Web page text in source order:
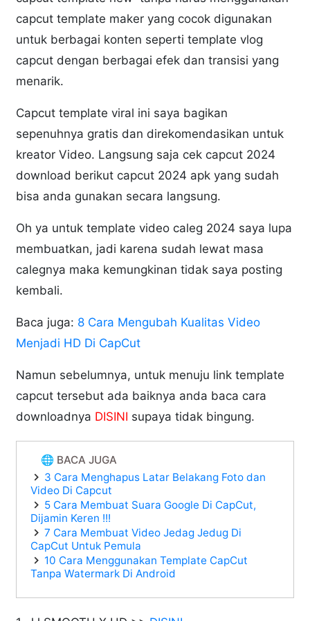
capcut template maker yang cocok digunakan
untuk berbagai konten seperti template vlog
capcut dengan berbagai efek dan transisi yang
menarik.
Capcut template viral ini saya bagikan
sepenuhnya gratis dan direkomendasikan untuk
kreator Video. Langsung saja cek capcut 2024
download berikut capcut 2024 apk yang sudah
bisa anda gunakan secara langsung.
Oh ya untuk template video caleg 2024 saya lupa
membuatkan, jadi karena sudah lewat masa
calegnya maka kemungkinan tidak saya posting
kembali.
Baca juga: 8 Cara Mengubah Kualitas Video
Menjadi HD Di CapCut
Namun sebelumnya, untuk menuju link template
capcut tersebut ada baiknya anda baca cara
downloadnya DISINI supaya tidak bingung.
🌐 BACA JUGA
3 Cara Menghapus Latar Belakang Foto dan
Video Di Capcut
5 Cara Membuat Suara Google Di CapCut,
Dijamin Keren !!!
7 Cara Membuat Video Jedag Jedug Di
CapCut Untuk Pemula
10 Cara Menggunakan Template CapCut
Tanpa Watermark Di Android